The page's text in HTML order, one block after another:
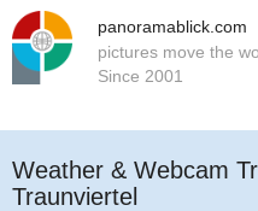
panoramablick.com
pictures move the
Since 2001
Weather & Webcam
Traunviertel